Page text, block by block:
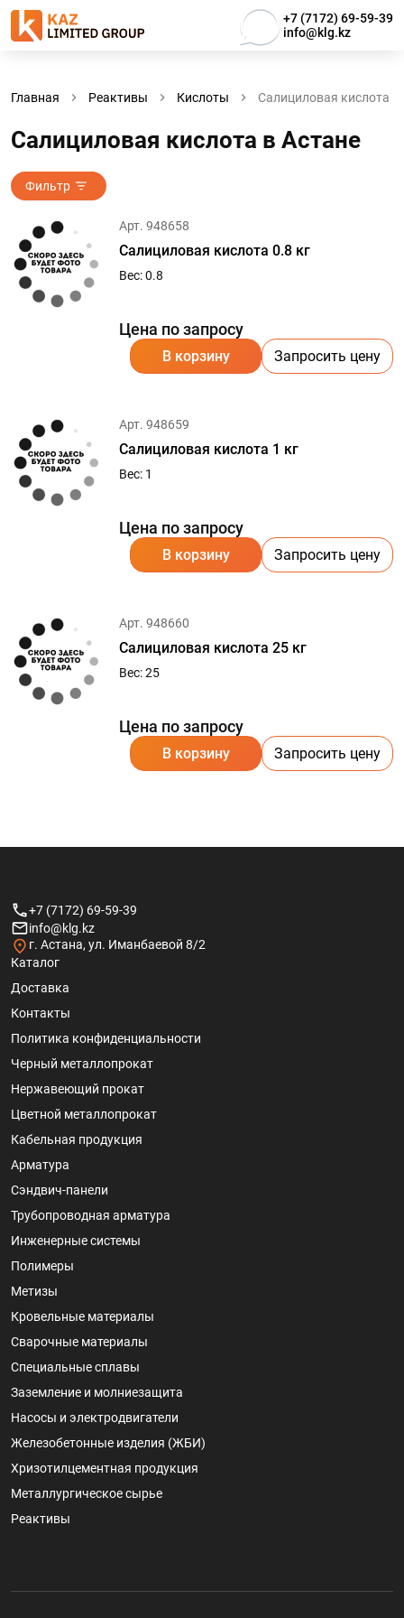
+7 (7172) 69-59-39
info@klg.kz
Главная Реактивы Кислоты Салициловая кислота
Салициловая кислота в Астанe
Фильтр
Арт. 948658
Салициловая кислота 0.8 кг
Вес: 0.8
Цена по запросу
В корзину Запросить цену
Арт. 948659
Салициловая кислота 1 кг
Вес: 1
Цена по запросу
В корзину Запросить цену
Арт. 948660
Салициловая кислота 25 кг
Вес: 25
Цена по запросу
В корзину Запросить цену
+7 (7172) 69-59-39
info@klg.kz
г. Астана, ул. Иманбаевой 8/2
Каталог
Доставка
Контакты
Политика конфиденциальности
Черный металлопрокат
Нержавеющий прокат
Цветной металлопрокат
Кабельная продукция
Арматура
Сэндвич-панели
Трубопроводная арматура
Инженерные системы
Полимеры
Метизы
Кровельные материалы
Сварочные материалы
Специальные сплавы
Заземление и молниезащита
Насосы и электродвигатели
Железобетонные изделия (ЖБИ)
Хризотилцементная продукция
Металлургическое сырье
Реактивы